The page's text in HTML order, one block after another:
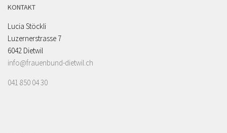
KONTAKT
Lucia Stöckli
Luzernerstrasse 7
6042 Dietwil
info@frauenbund-dietwil.ch
041 850 04 30